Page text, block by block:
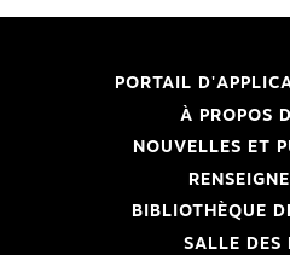
PORTAIL
À PROPOS
NOUVELLES ET
BIBLIOTHÈQUE
SALLE DES